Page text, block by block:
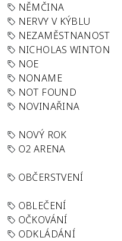
NĚMČINA
NERVY V KÝBLU
NEZAMĚSTNANOST
NICHOLAS WINTON
NOE
NONAME
NOT FOUND
NOVINAŘINA
NOVÝ ROK
O2 ARENA
OBČERSTVENÍ
OBLEČENÍ
OČKOVÁNÍ
ODKLÁDÁNÍ